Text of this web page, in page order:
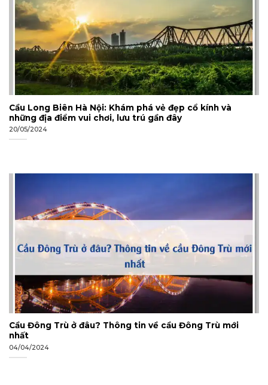
Cầu Long Biên Hà Nội: Khám phá vẻ đẹp cổ kính và
những địa điểm vui chơi, lưu trú gần đây
20/05/2024
Cầu Đông Trù ở đâu? Thông tin về cầu Đông Trù mới
nhất
04/04/2024